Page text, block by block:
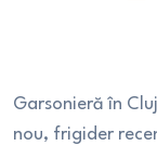
Garsonieră în
nou, frigider